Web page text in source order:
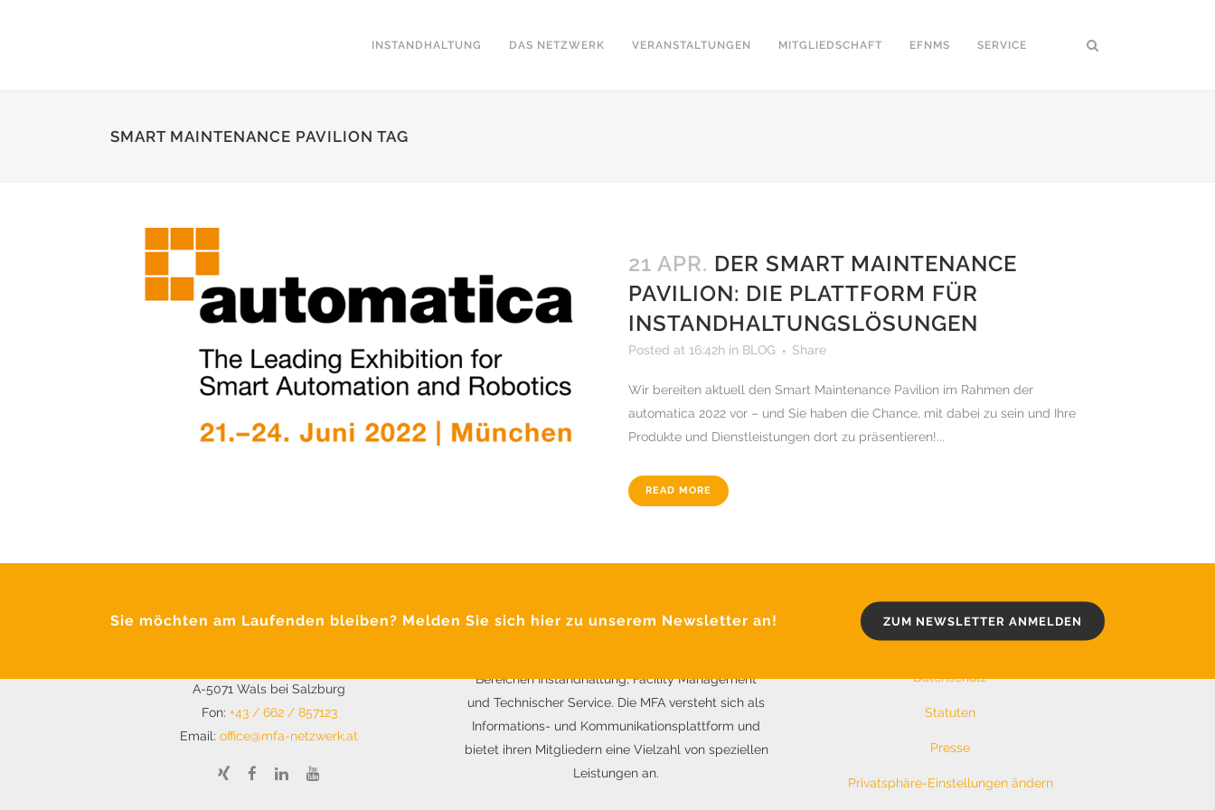
INSTANDHALTUNG DAS NETZWERK VERANSTALTUNGEN MITGLIEDSCHAFT EFNMS SERVICE
SMART MAINTENANCE PAVILION TAG
21 APR. DER SMART MAINTENANCE
PAVILION: DIE PLATTFORM FÜR
INSTANDHALTUNGSLÖSUNGEN
Posted at 16:42h in BLOG Share
Wir bereiten aktuell den Smart Maintenance Pavilion im Rahmen der
automatica 2022 vor – und Sie haben die Chance, mit dabei zu sein und Ihre
Produkte und Dienstleistungen dort zu präsentieren!...
READ MORE
Sie möchten am Laufenden bleiben? Melden Sie sich hier zu unserem Newsletter an! ZUM NEWSLETTER ANMELDEN
A-5071 Wals bei Salzburg
Fon: +43 / 662 / 857123
Email:office@mfa-netzwerk.at
ÜBER DIE MFA
Bereichen Instandhaltung, Facility Management
und Technischer Service. Die MFA versteht sich als
Informations- und Kommunikationsplattform und
bietet ihren Mitgliedern eine Vielzahl von speziellen
Leistungen an.
WEITERE LINKS
Kontakt
Impressum
Datenschutz
Statuten
Presse
Privatsphäre-Einstellungen ändern